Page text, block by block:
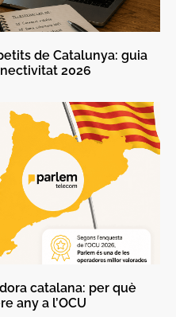
de Catalunya: guia
2026
catalana: per què
any a l’OCU